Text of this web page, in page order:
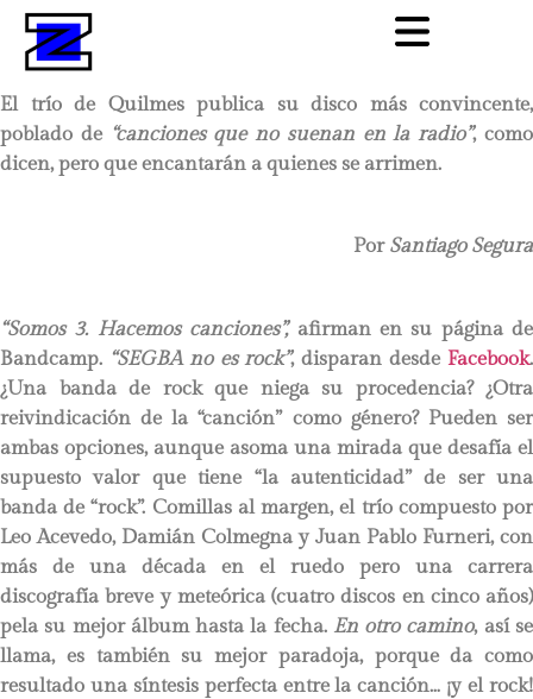
El trío de Quilmes publica su disco más convincente,
poblado de “canciones que no suenan en la radio”, como
dicen, pero que encantarán a quienes se arrimen.
Por Santiago Segura
“Somos 3. Hacemos canciones”,afirman en su página de
Bandcamp. “SEGBA no es rock”, disparan desdeFacebook.
¿Una banda de rock que niega su procedencia? ¿Otra
reivindicación de la “canción” como género? Pueden ser
ambas opciones, aunque asoma una mirada que desafía el
supuesto valor que tiene “la autenticidad” de ser una
banda de “rock”. Comillas al margen, el trío compuesto por
Leo Acevedo, Damián Colmegna y Juan Pablo Furneri, con
más de una década en el ruedo pero una carrera
discografía breve y meteórica (cuatro discos en cinco años)
pela su mejor álbum hasta la fecha. En otro camino, así se
llama, es también su mejor paradoja, porque da como
resultado una síntesis perfecta entre la canción… ¡y el rock!